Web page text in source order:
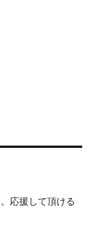
応援して頂ける